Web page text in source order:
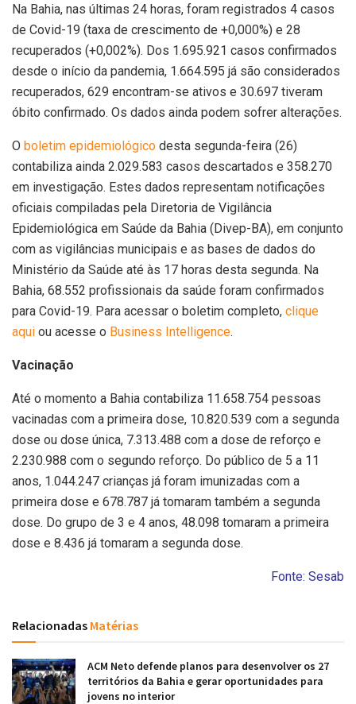
Na Bahia, nas últimas 24 horas, foram registrados 4 casos
de Covid-19 (taxa de crescimento de +0,000%) e 28
recuperados (+0,002%). Dos 1.695.921 casos confirmados
desde o início da pandemia, 1.664.595 já são considerados
recuperados, 629 encontram-se ativos e 30.697 tiveram
óbito confirmado. Os dados ainda podem sofrer alterações.
O boletim epidemiológico desta segunda-feira (26)
contabiliza ainda 2.029.583 casos descartados e 358.270
em investigação. Estes dados representam notificações
oficiais compiladas pela Diretoria de Vigilância
Epidemiológica em Saúde da Bahia (Divep-BA), em conjunto
com as vigilâncias municipais e as bases de dados do
Ministério da Saúde até às 17 horas desta segunda. Na
Bahia, 68.552 profissionais da saúde foram confirmados
para Covid-19. Para acessar o boletim completo, clique
aqui ou acesse o Business Intelligence.
Vacinação
Até o momento a Bahia contabiliza 11.658.754 pessoas
vacinadas com a primeira dose, 10.820.539 com a segunda
dose ou dose única, 7.313.488 com a dose de reforço e
2.230.988 com o segundo reforço. Do público de 5 a 11
anos, 1.044.247 crianças já foram imunizadas com a
primeira dose e 678.787 já tomaram também a segunda
dose. Do grupo de 3 e 4 anos, 48.098 tomaram a primeira
dose e 8.436 já tomaram a segunda dose.
Fonte: Sesab
Relacionadas Matérias
ACM Neto defende planos para desenvolver os 27
territórios da Bahia e gerar oportunidades para
jovens no interior